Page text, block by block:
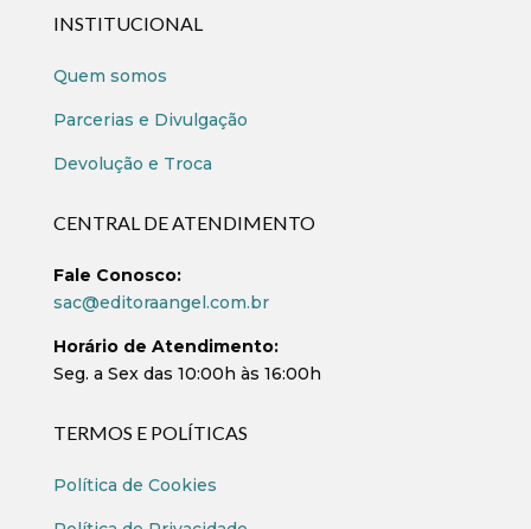
INSTITUCIONAL
Quem somos
Parcerias e Divulgação
Devolução e Troca
CENTRAL DE ATENDIMENTO
Fale Conosco:
sac@editoraangel.com.br
Horário de Atendimento:
Seg. a Sex das 10:00h às 16:00h
TERMOS E POLÍTICAS
Política de Cookies